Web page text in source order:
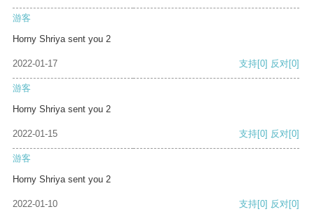
游客
Horny Shriya sent you 2
2022-01-17 支持[0] 反对[0]
游客
Horny Shriya sent you 2
2022-01-15 支持[0] 反对[0]
游客
Horny Shriya sent you 2
2022-01-10 支持[0] 反对[0]